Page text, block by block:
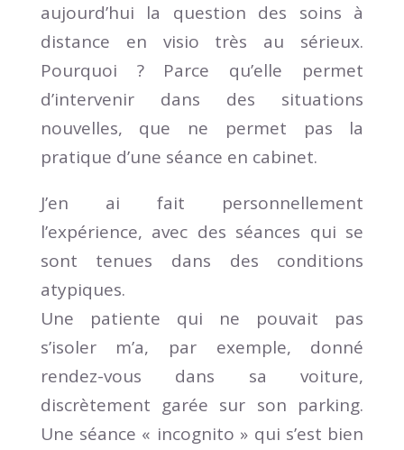
aujourd’hui la question des soins à
distance en visio très au sérieux.
Pourquoi ? Parce qu’elle permet
d’intervenir dans des situations
nouvelles, que ne permet pas la
pratique d’une séance en cabinet.
J’en ai fait personnellement
l’expérience, avec des séances qui se
sont tenues dans des conditions
atypiques.
Une patiente qui ne pouvait pas
s’isoler m’a, par exemple, donné
rendez-vous dans sa voiture,
discrètement garée sur son parking.
Une séance « incognito » qui s’est bien